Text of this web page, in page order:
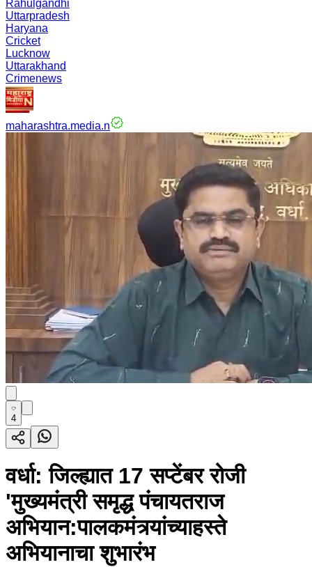
Rahulgandhi
Uttarpradesh
Haryana
Cricket
Lucknow
Uttarakhand
Crimenews
maharashtra.media.n
4
वर्धा: जिल्ह्यात 17 सप्टेंबर रोजी
'मुख्यमंत्री समृद्ध पंचायतराज
अभियान:पालकमंत्र्यांच्याहस्ते
अभियानाचा शुभारंभ